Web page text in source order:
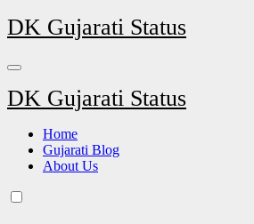
Skip
to
DK Gujarati Status
DK Gujarati Status
Home
Gujarati Blog
About Us